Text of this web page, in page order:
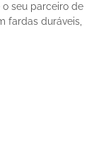
seu parceiro de
fardas duráveis,